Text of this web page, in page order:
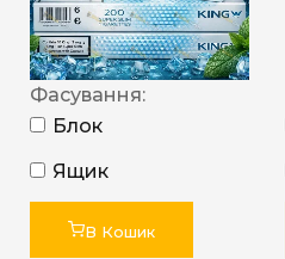
Фасування:
Блок
Ящик
В Кошик